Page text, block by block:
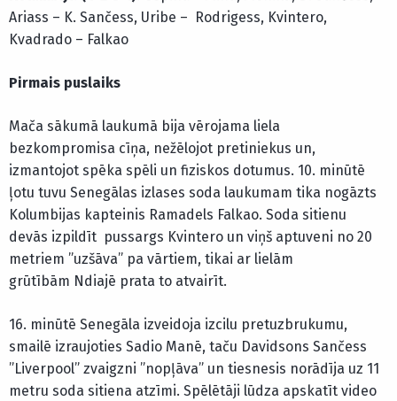
Ariass – K. Sančess, Uribe – Rodrigess, Kvintero,
Kvadrado – Falkao
Pirmais puslaiks
Mača sākumā laukumā bija vērojama liela
bezkompromisa cīņa, nežēlojot pretiniekus un,
izmantojot spēka spēli un fiziskos dotumus. 10. minūtē
ļotu tuvu Senegālas izlases soda laukumam tika nogāzts
Kolumbijas kapteinis Ramadels Falkao. Soda sitienu
devās izpildīt pussargs Kvintero un viņš aptuveni no 20
metriem ”uzšāva” pa vārtiem, tikai ar lielām
grūtībām Ndiajē prata to atvairīt.
16. minūtē Senegāla izveidoja izcilu pretuzbrukumu,
smailē izraujoties Sadio Manē, taču Davidsons Sančess
”Liverpool” zvaigzni ”nopļāva” un tiesnesis norādīja uz 11
metru soda sitiena atzīmi. Spēlētāji lūdza apskatīt video